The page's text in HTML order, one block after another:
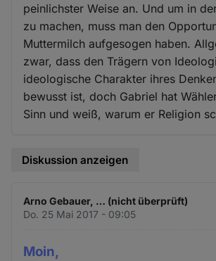
peinlichster Weise an. Und um in
zu machen, muss man den
Muttermilch aufgesogen haben.
zwar, dass den Trägern von
ideologische Charakter ihres
bewusst ist, doch Gabriel hat
Sinn und weiß, warum er Religion
Diskussion anzeigen
Arno Gebauer, … (nicht überprüft)
Do. 25 Mai 2017 - 09:05
Moin,